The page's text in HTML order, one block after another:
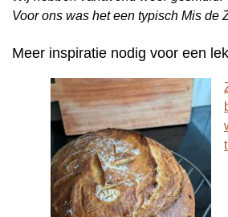
Voor ons was het een typisch Mis de
Meer inspiratie nodig voor een